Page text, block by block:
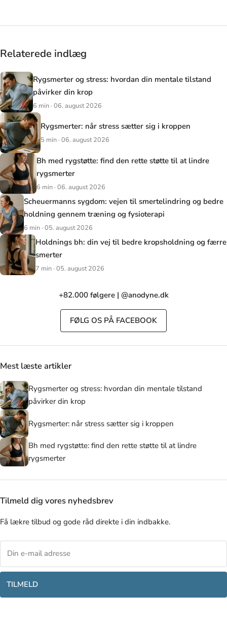
Relaterede indlæg
Rygsmerter og stress: hvordan din mentale tilstand
påvirker din krop
6 min · 06. august 2026
Rygsmerter: når stress sætter sig i kroppen
5 min · 06. august 2026
Bh med rygstøtte: find den rette støtte til at lindre
rygsmerter
6 min · 06. august 2026
Scheuermanns sygdom: vejen til smertelindring og bedre
holdning gennem træning og fysioterapi
6 min · 05. august 2026
Holdnings bh: din vej til bedre kropsholdning og færre
smerter
7 min · 05. august 2026
+82.000 følgere | @anodyne.dk
FØLG OS PÅ FACEBOOK
Mest læste artikler
Rygsmerter og stress: hvordan din mentale tilstand
påvirker din krop
Rygsmerter: når stress sætter sig i kroppen
Bh med rygstøtte: find den rette støtte til at lindre
rygsmerter
Tilmeld dig vores nyhedsbrev
Få lækre tilbud og gode råd direkte i din indbakke.
TILMELD